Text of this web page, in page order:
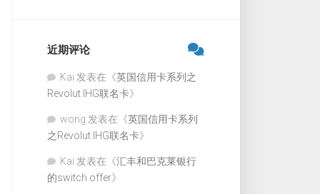
近期评论
Kai 发表在《英国信用卡系列之
Revolut IHG联名卡》
wong 发表在《英国信用卡系列
之Revolut IHG联名卡》
Kai 发表在《汇丰和巴克莱银行
的switch offer》